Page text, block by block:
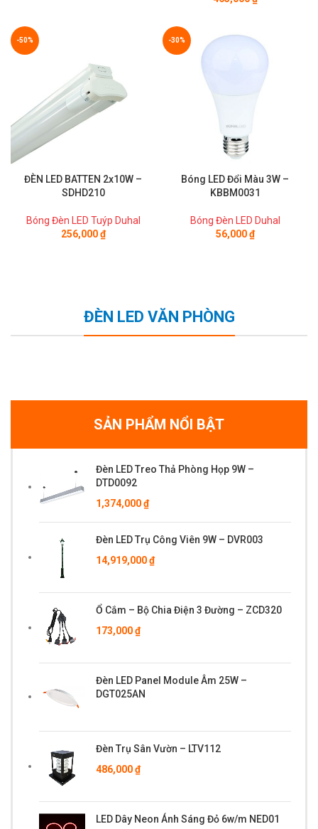
-50%
ĐÈN LED BATTEN 2x10W –
SDHD210
Bóng Đèn LED Tuýp Duhal
256,000₫
-30%
Bóng LED Đổi Màu 3W –
KBBM0031
Bóng Đèn LED Duhal
56,000₫
ĐÈN LED VĂN PHÒNG
SẢN PHẨM NỔI BẬT
Đèn LED Treo Thả Phòng Họp 9W –
DTD0092
1,374,000₫
Đèn LED Trụ Công Viên 9W – DVR003
14,919,000₫
Ổ Cắm – Bộ Chia Điện 3 Đường – ZCD320
173,000₫
Đèn LED Panel Module Âm 25W –
DGT025AN
Đèn Trụ Sân Vườn – LTV112
486,000₫
LED Dây Neon Ánh Sáng Đỏ 6w/m NED01